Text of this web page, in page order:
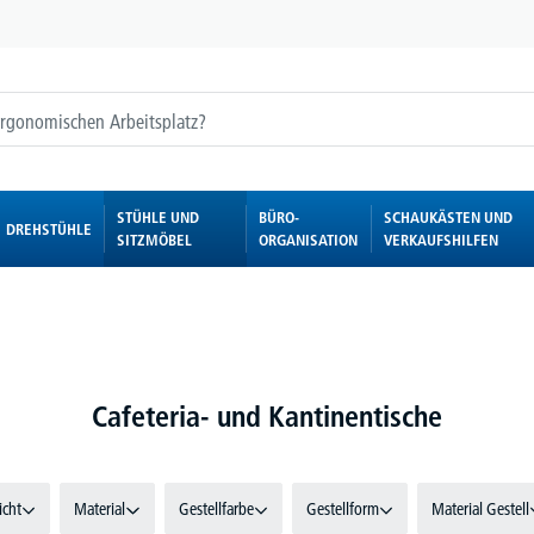
DREHSTÜHLE
STÜHLE UND
SITZMÖBEL
BÜRO-
ORGANISATION
SCHAUKÄSTEN UND
VERKAUFSHILFEN
Cafeteria- und Kantinentische
Material Gestellfarbe Gestellform Material Gestell